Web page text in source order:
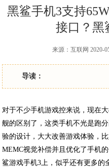
黑鲨手机3支持
接口？黑
来源：互联网 2020-
导读：
对于不少手机游戏控来说，现在
舰的区别了，这类手机不光是跑
验的设计，大大改善游戏体验，
MEMC视觉补偿并且优化了手机
鲨游戏手机3上，似乎还有更多的